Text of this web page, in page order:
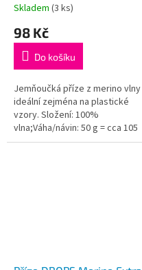
Skladem (3 ks)
98 Kč
Do košíku
Jemňoučká příze z merino vlny
ideální zejména na plastické
vzory. Složení: 100%
vlna;Váha/návin: 50 g = cca 105
metrů;Doporučená síla jehlic: 4